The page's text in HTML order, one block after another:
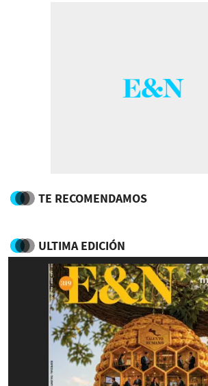
TE RECOMENDAMOS
ULTIMA EDICIÓN